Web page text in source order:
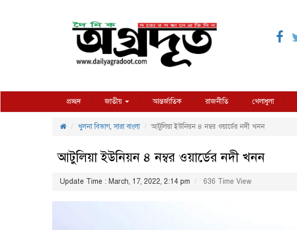
প্রচ্ছদ জাতীয় আন্তর্জাতিক রাজনীতি খেলাধুলা
খুলনা বিভাগ,সারা বাংলা আটুলিয়া ইউনিয়ন ৪ নম্বর ওয়ার্ডের নদী খনন
আটুলিয়া ইউনিয়ন ৪ নম্বর ওয়ার্ডের নদী খনন
Update Time : March, 17, 2022, 2:14 pm 636 Time View